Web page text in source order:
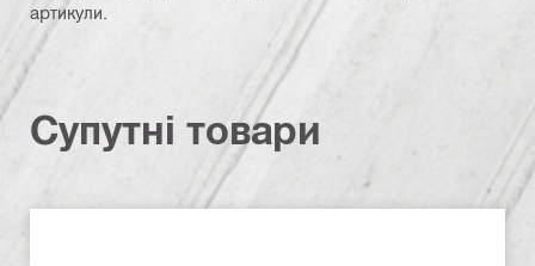
артикули.
Супутні товари